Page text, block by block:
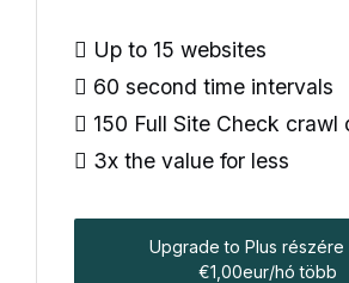
Up to 15 websites
60 second time intervals
150 Full Site Check crawl
3x the value for less
Upgrade to Plus részére
€1,00eur/hó több